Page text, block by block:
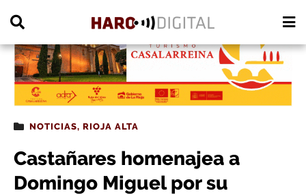
NOTICIAS, RIOJA ALTA
Castañares homenajea a
Domingo Miguel por su